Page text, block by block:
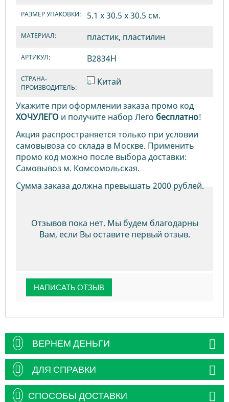
РАЗМЕР УПАКОВКИ: 5.1 х 30.5 x 30.5 см.
МАТЕРИАЛ: пластик, пластилин
АРТИКУЛ: B2834H
СТРАНА-
ПРОИЗВОДИТЕЛЬ:
Китай
Укажите при оформлении заказа промо код
ХОЧУЛЕГО и получите набор Лего бесплатно!
Акция распространяется только при условии
самовывоза со склада в Москве. Применить
промо код можно после выбора доставки:
Самовывоз м. Комсомольская.
Сумма заказа должна превышать 2000 рублей.
Отзывов пока нет. Мы будем благодарны
Вам, если Вы оставите первый отзыв.
НАПИСАТЬ ОТЗЫВ
ВЕРНЕМ ДЕНЬГИ
ДЛЯ СПРАВКИ
СПОСОБЫ ДОСТАВКИ